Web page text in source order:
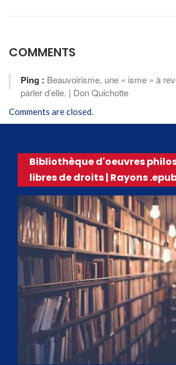
COMMENTS
Ping : Beauvoirisme, une « isme » à
parler d’elle. | Don Quichotte
Comments are closed.
Bibliothèque d'oeuvres
libres de droits | Rayons